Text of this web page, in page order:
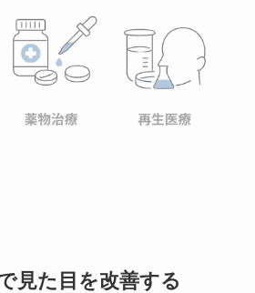
見た目を改善する